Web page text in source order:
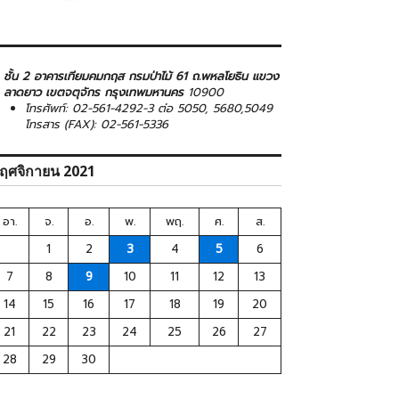
ชั้น 2 อาคารเทียมคมกฤส กรมป่าไม้ 61 ถ.พหลโยธิน แขวง
ลาดยาว เขตจตุจักร กรุงเทพมหานคร 10900
โทรศัพท์: 02-561-4292-3 ต่อ 5050, 5680,5049
โทรสาร (FAX): 02-561-5336
ศจิกายน 2021
อา. จ. อ. พ. พฤ. ศ.
ส.
1
2 3 4 5
6
7
8 9 10 11 12
13
14
15 16 17 18 19
20
21
22 23 24 25 26
27
28
29 30